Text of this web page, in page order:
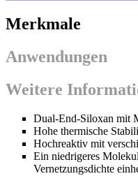
Merkmale
Anwendungen
Weitere
Dual-End-Siloxan mit
Hohe thermische
Hochreaktiv mit
Ein niedrigeres
Vernetzungsdichte